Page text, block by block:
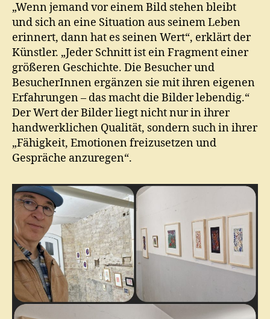
„Wenn jemand vor einem Bild stehen bleibt
und sich an eine Situation aus seinem Leben
erinnert, dann hat es seinen Wert“, erklärt der
Künstler. „Jeder Schnitt ist ein Fragment einer
größeren Geschichte. Die Besucher und
BesucherInnen ergänzen sie mit ihren eigenen
Erfahrungen – das macht die Bilder lebendig.“
Der Wert der Bilder liegt nicht nur in ihrer
handwerklichen Qualität, sondern such in ihrer
„Fähigkeit, Emotionen freizusetzen und
Gespräche anzuregen“.